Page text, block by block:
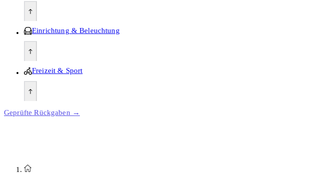
Einrichtung & Beleuchtung
Freizeit & Sport
Geprüfte Rückgaben →